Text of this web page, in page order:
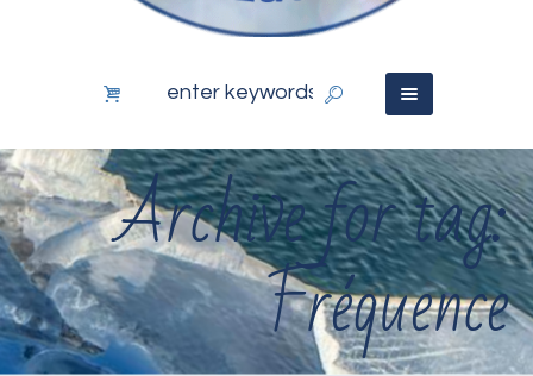
Archive for tag:
Fréquence